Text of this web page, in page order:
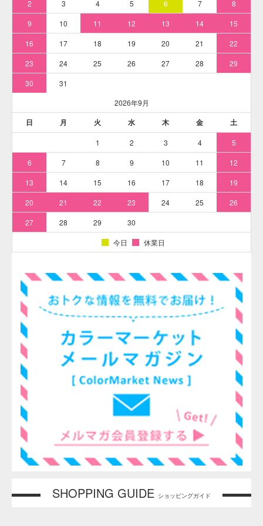
さまざまな繊維にマーキングを行うことが可能です。
安全上の注意
インクが皮膚に付着した場合には、皮膚障害を起こ
すことがありますので、石けんなどを用いて洗い流
してください。
ご使用に際しては、換気を十分行ってください。
溶剤が含まれておりますので、火気には十分注意し
てください。